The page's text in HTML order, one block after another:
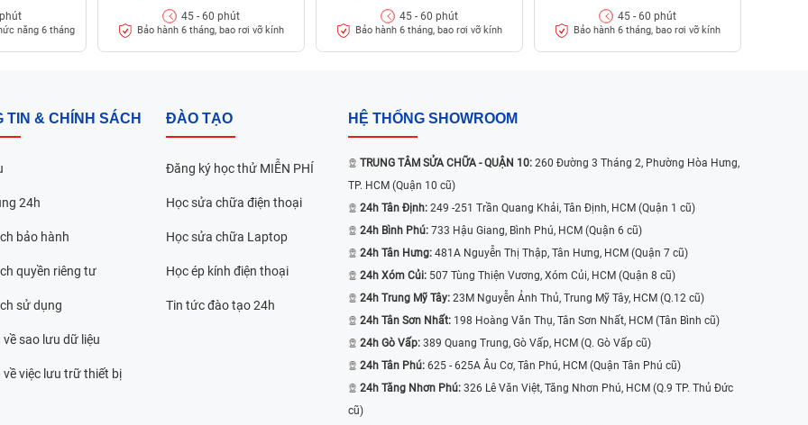
bỏ lỡ việc theo dõi các vị khách đã để lại những
24h đã được công nhận đạt chuẩn chất lượng
Á Thái Bình Dương. Nhờ vậy, đã có khoảng
ở trung tâm.
xuất nỗ lực giới thiệu rộng rãi trên thị trường.
thêm nhiều kiến thức về công nghệ để hỗ trợ
không phải chần chừ quá lâu trong việc có nên
năng 6 tháng
45 - 60 phút
Bảo hành 6 tháng, bao rơi vỡ kính
45 - 60 phút
Bảo hành 6 tháng, bao rơi vỡ kính
45 - 60 phút
Bảo hành 6 tháng, bao rơi vỡ kính
TIN & CHÍNH SÁCH
24h
bảo hành
quyền riêng tư
sử dụng
về sao lưu dữ liệu
về việc lưu trữ thiết bị
ĐÀO TẠO
Đăng ký học thử MIỄN PHÍ
Học sửa chữa điện thoại
Học sửa chữa Laptop
Học ép kính điện thoại
Tin tức đào tạo 24h
HỆ THỐNG SHOWROOM
TRUNG TÂM SỬA CHỮA - QUẬN 10: 260 Đường 3 Tháng 2, Phường Hòa Hưng,
TP. HCM (Quận 10 cũ)
24h Tân Định: 249 -251 Trần Quang Khải, Tân Định, HCM (Quận 1 cũ)
24h Bình Phú: 733 Hậu Giang, Bình Phú, HCM (Quận 6 cũ)
24h Tân Hưng: 481A Nguyễn Thị Thập, Tân Hưng, HCM (Quận 7 cũ)
24h Xóm Củi: 507 Tùng Thiện Vương, Xóm Củi, HCM (Quận 8 cũ)
24h Trung Mỹ Tây: 23M Nguyễn Ảnh Thủ, Trung Mỹ Tây, HCM (Q.12 cũ)
24h Tân Sơn Nhất: 198 Hoàng Văn Thụ, Tân Sơn Nhất, HCM (Tân Bình cũ)
24h Gò Vấp: 389 Quang Trung, Gò Vấp, HCM (Q. Gò Vấp cũ)
24h Tân Phú: 625 - 625A Âu Cơ, Tân Phú, HCM (Quận Tân Phú cũ)
24h Tăng Nhơn Phú: 326 Lê Văn Việt, Tăng Nhơn Phú, HCM (Q.9 TP. Thủ Đức
cũ)